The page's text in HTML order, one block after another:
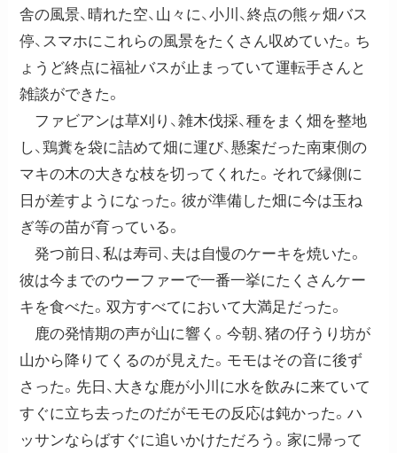
舎の風景、晴れた空、山々に、小川、終点の熊ヶ畑バス
停、スマホにこれらの風景をたくさん収めていた。ち
ょうど終点に福祉バスが止まっていて運転手さんと
雑談ができた。
ファビアンは草刈り、雑木伐採、種をまく畑を整地
し、鶏糞を袋に詰めて畑に運び、懸案だった南東側の
マキの木の大きな枝を切ってくれた。それで縁側に
日が差すようになった。彼が準備した畑に今は玉ね
ぎ等の苗が育っている。
発つ前日、私は寿司、夫は自慢のケーキを焼いた。
彼は今までのウーファーで一番一挙にたくさんケー
キを食べた。双方すべてにおいて大満足だった。
鹿の発情期の声が山に響く。今朝、猪の仔うり坊が
山から降りてくるのが見えた。モモはその音に後ず
さった。先日、大きな鹿が小川に水を飲みに来ていて
すぐに立ち去ったのだがモモの反応は鈍かった。ハ
ッサンならばすぐに追いかけただろう。家に帰って